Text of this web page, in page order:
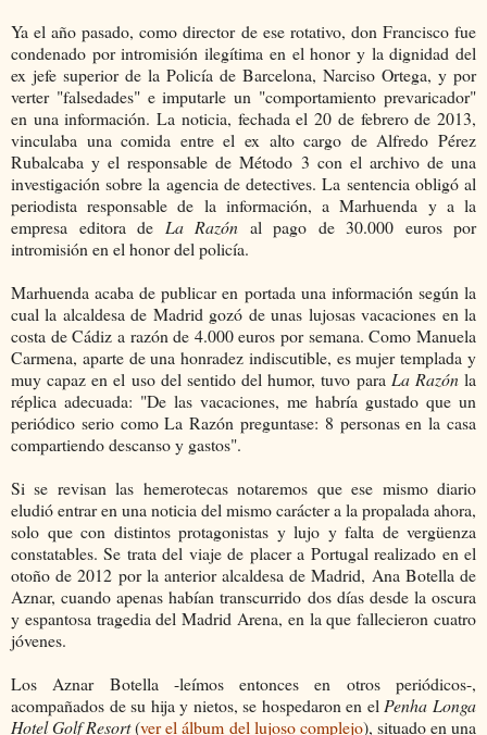
Ya el año pasado, como director de ese rotativo, don Francisco fue
condenado por intromisión ilegítima en el honor y la dignidad del
ex jefe superior de la Policía de Barcelona, Narciso Ortega, y por
verter "falsedades" e imputarle un "comportamiento prevaricador"
en una información. La noticia, fechada el 20 de febrero de 2013,
vinculaba una comida entre el ex alto cargo de Alfredo Pérez
Rubalcaba y el responsable de Método 3 con el archivo de una
investigación sobre la agencia de detectives.La sentencia obligó al
periodista responsable de la información, a Marhuenda y a la
empresa editora de La Razón al pago de 30.000 euros por
intromisión en el honor del policía.
Marhuenda acaba de publicar en portada una información según la
cual la alcaldesa de Madrid gozó de unas lujosas vacaciones en la
costa de Cádiz a razón de 4.000 euros por semana. Como Manuela
Carmena, aparte de una honradez indiscutible, es mujer templada y
muy capaz en el uso del sentido del humor, tuvo para La Razónla
réplica adecuada: "De las vacaciones, me habría gustado que un
periódico serio como La Razón preguntase: 8 personas en la casa
compartiendo descanso y gastos".
Si se revisan las hemerotecas notaremos que ese mismo diario
eludió entrar en una noticia del mismo carácter a la propalada ahora,
solo que con distintos protagonistas y lujo y falta de vergüenza
constatables. Se trata del viaje de placer a Portugal realizado en el
otoño de 2012 por la anterior alcaldesa de Madrid, Ana Botella de
Aznar, cuando apenas habían transcurrido dos días desde la oscura
y espantosa tragedia del Madrid Arena, en la que fallecieron cuatro
jóvenes.
Los Aznar Botella -leímos entonces en otros periódicos-,
acompañados de su hija y nietos, se hospedaron en el Penha Longa
Hotel Golf Resort(ver el álbum del lujoso complejo), situado en una